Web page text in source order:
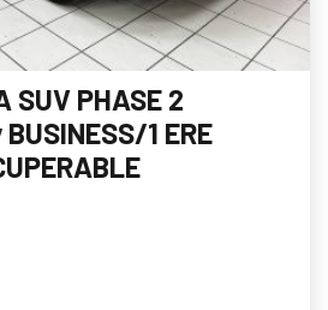
SUV PHASE 2
1 ERE